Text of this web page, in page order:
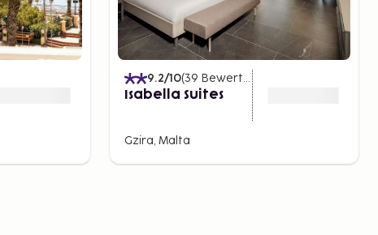
9.2/10(39 Bewertungen
Isabella Suites
Gzira, Malta